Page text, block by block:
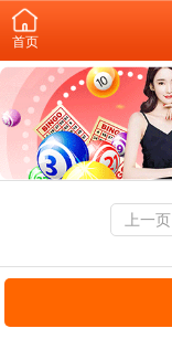
首页
上一页